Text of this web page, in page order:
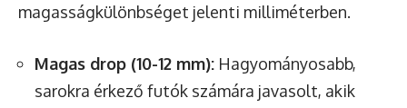
magasságkülönbséget jelenti milliméterben.
Magas drop (10-12 mm): Hagyományosabb,
sarokra érkező futók számára javasolt, akik